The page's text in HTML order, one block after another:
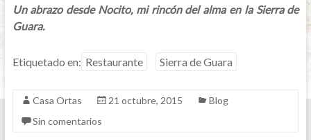
Un abrazo desde Nocito, mi rincón del alma en la Sierra de
Guara.
Etiquetado en: Restaurante Sierra de Guara
Casa Ortas 21 octubre, 2015
Blog
Sin comentarios